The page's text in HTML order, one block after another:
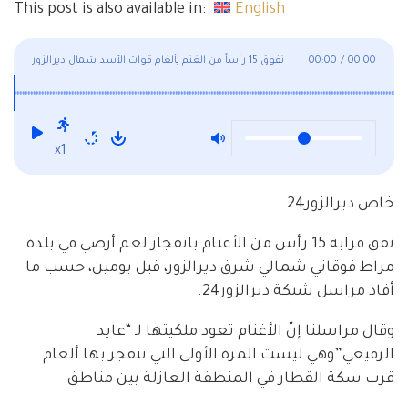
This post is also available in: English
نفوق 15 رأساً من الغنم بألغام قوات الأسد شمال ديرالزور 00:00 / 00:00
x1
خاص ديرالزور24
نفق قرابة 15 رأس من الأغنام بانفجار لغم أرضي في بلدة
مراط فوقاني شمالي شرق ديرالزور، قبل يومين، حسب ما
أفاد مراسل شبكة ديرالزور24.
وقال مراسلنا إنّ الأغنام تعود ملكيتها لـ “عايد
الرفيعي”وهي ليست المرة الأولى التي تنفجر بها ألغام
قرب سكة القطار في المنطقة العازلة بين مناطق